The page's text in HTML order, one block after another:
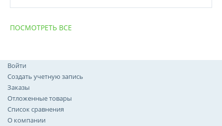
ПОСМОТРЕТЬ ВСЕ
Войти
Создать учетную запись
Заказы
Отложенные товары
Список сравнения
О компании